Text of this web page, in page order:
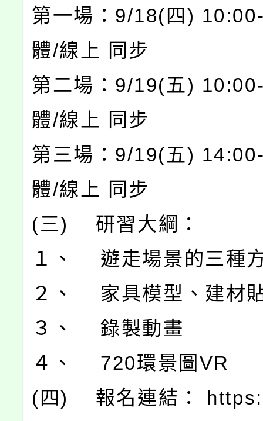
第一場：9/18(四)
體/線上 同步
第二場：9/19(五)
體/線上 同步
第三場：9/19(五)
體/線上 同步
(三) 研習大綱：
１、 遊走場景的三種
２、 家具模型、建材
３、 錄製動畫
４、 720環景圖VR
(四) 報名連結：